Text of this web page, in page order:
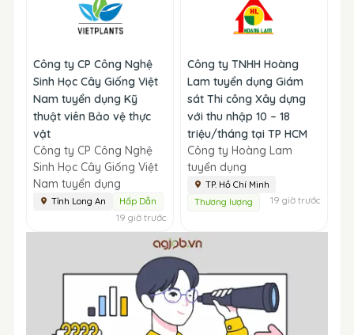
Công ty CP Công Nghệ
Sinh Học Cây Giống Việt
Nam tuyển dụng Kỹ
thuật viên Bảo vệ thực
vật
Công ty CP Công Nghệ
Sinh Học Cây Giống Việt
Nam tuyển dụng
Tỉnh Long An Hấp Dẫn
19 giờ trước
Công ty TNHH Hoàng
Lam tuyển dụng Giám
sát Thi công Xây dựng
với thu nhập 10 – 18
triệu/tháng tại TP HCM
Công ty Hoàng Lam
tuyển dụng
TP. Hồ Chí Minh
Thương lượng
19 giờ trước